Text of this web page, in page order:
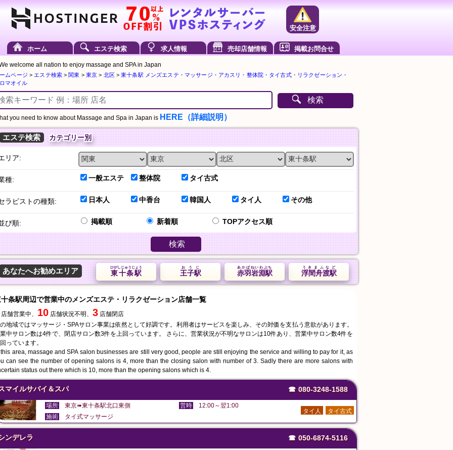
安全注意
ホーム エステ検索 求人情報 売却店舗情報 掲載お問合せ
welcome all nation to enjoy massage and SPA in Japan
ムページ > エステ検索>関東 > 東京 > 北区>東十条駅 メンズエステ・マッサージ・アカスリ・整体院・タイ古式・リラクゼーション・
マオイル
検索
you need to know about Massage and Spa in Japan is HERE（詳細説明）
エステ検索 カテゴリー別
リア:
種: 一般エステ 整体院 タイ古式
ラピストの種類: 日本人 中香台 韓国人 タイ人 その他
び順: 掲載順 新着順 TOPアクセス順
検索
あなたへお勧めエリア 浮間舟渡駅
うきまふなど
赤羽岩淵駅
あかばねいわぶち
王子駅
おうじ
東十条駅
ひがしじゅうじょう
条駅周辺で営業中のメンズエステ・リラクゼーション店舗一覧
店舗営業中、 10 店舗状況不明、 3 店舗閉店
地域ではマッサージ・SPAサロン事業は依然として好調です。利用者はサービスを楽しみ、その対価を支払う意欲があります。
中サロン数は4件で、閉店サロン数3件を上回っています。 さらに、営業状況が不明なサロンは10件あり、営業中サロン数4件を
っています。
this area, massage and SPA salon businesses are still very good, people are still enjoying the service and willing to pay for it, as
can see the number of opening salons is 4, more than the closing salon with number of 3. Sadly there are more salons with
status out there which is 10, more than the opening salons which is 4.
マイルサバイ＆スパ ☎ 080-3248-1588
場所 東京➠東十条駅北口東側 営時 12:00～翌1:00
タイ古式
タイ人
施術 タイ式マッサージ
ンデレラ ☎ 050-6874-5116